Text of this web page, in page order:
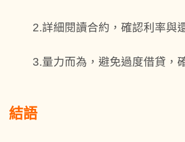
2.詳細閱讀合約，確認利率與
3.量力而為，避免過度借貸，
結語